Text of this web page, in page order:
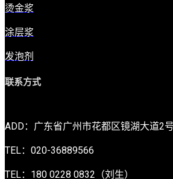
烫金浆
涂层浆
发泡剂
联系方式
ADD：广东省广州市花都区镜湖大道2
TEL：020-36889566
TEL：180 0228 0832（刘生）